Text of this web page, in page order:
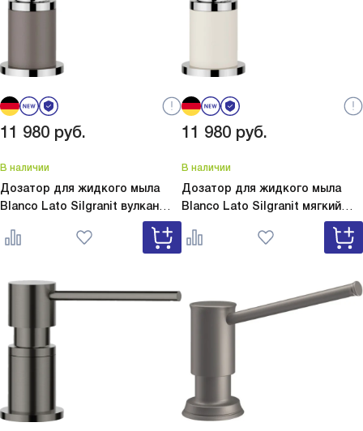
11 980 руб.
В наличии
Дозатор для жидкого мыла
Blanco Lato Silgranit вулкан
Lato Silgranit вулкан
серый 526954
11 980 руб.
В наличии
Дозатор для жидкого мыла
Blanco Lato Silgranit мягкий
Lato Silgranit мягкий
белый 526955